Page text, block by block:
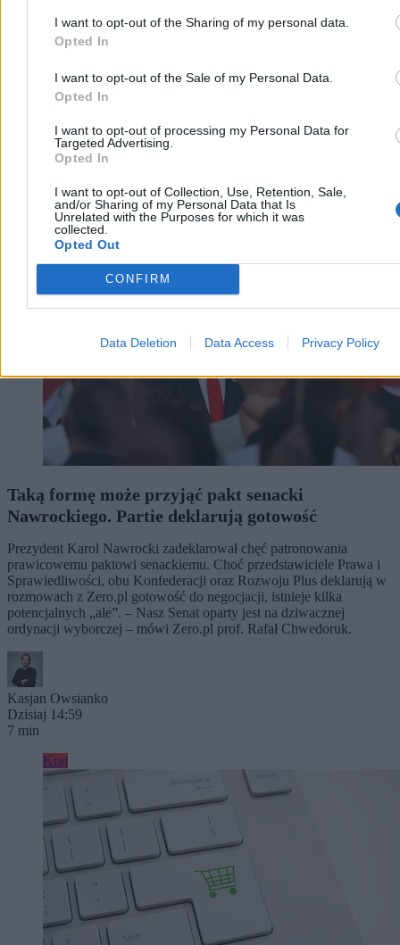
I want to opt-out of the Sharing of my personal data.
Opted In
I want to opt-out of the Sale of my Personal Data.
Opted In
I want to opt-out of processing my Personal Data for
Targeted Advertising.
Opted In
I want to opt-out of Collection, Use, Retention, Sale,
and/or Sharing of my Personal Data that Is
Unrelated with the Purposes for which it was
collected.
Opted Out
CONFIRM
Data Deletion Data Access Privacy Policy
Kraj
Taką formę może przyjąć pakt senacki
Nawrockiego. Partie deklarują gotowość
Prezydent Karol Nawrocki zadeklarował chęć patronowania
prawicowemu paktowi senackiemu. Choć przedstawiciele Prawa i
Sprawiedliwości, obu Konfederacji oraz Rozwoju Plus deklarują w
rozmowach z Zero.pl gotowość do negocjacji, istnieje kilka
potencjalnych „ale”. – Nasz Senat oparty jest na dziwacznej
ordynacji wyborczej – mówi Zero.pl prof. Rafał Chwedoruk.
Kasjan Owsianko
Dzisiaj 14:59
7 min
Kraj